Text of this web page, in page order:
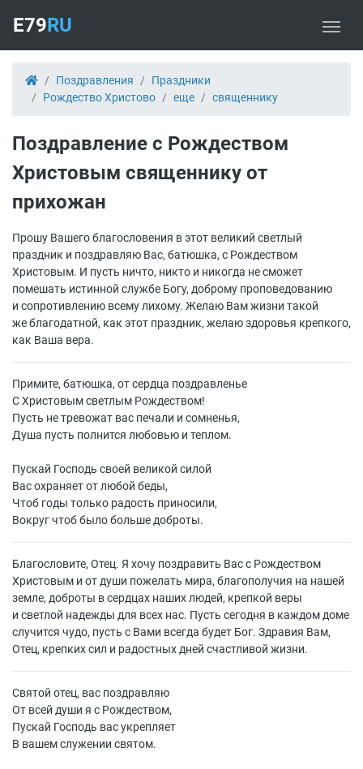
E79RU
Поздравления
Праздники
Рождество Христово
еще священнику
Поздравление с Рождеством
Христовым священнику от
прихожан
Прошу Вашего благословения в этот великий светлый
праздник и поздравляю Вас, батюшка, с Рождеством
Христовым. И пусть ничто, никто и никогда не сможет
помешать истинной службе Богу, доброму проповедованию
и сопротивлению всему лихому. Желаю Вам жизни такой
же благодатной, как этот праздник, желаю здоровья крепкого,
как Ваша вера.
Примите, батюшка, от сердца поздравленье
С Христовым светлым Рождеством!
Пусть не тревожат вас печали и сомненья,
Душа пусть полнится любовью и теплом.
Пускай Господь своей великой силой
Вас охраняет от любой беды,
Чтоб годы только радость приносили,
Вокруг чтоб было больше доброты.
Благословите, Отец. Я хочу поздравить Вас с Рождеством
Христовым и от души пожелать мира, благополучия на нашей
земле, доброты в сердцах наших людей, крепкой веры
и светлой надежды для всех нас. Пусть сегодня в каждом доме
случится чудо, пусть с Вами всегда будет Бог. Здравия Вам,
Отец, крепких сил и радостных дней счастливой жизни.
Святой отец, вас поздравляю
От всей души я с Рождеством,
Пускай Господь вас укрепляет
В вашем служении святом.